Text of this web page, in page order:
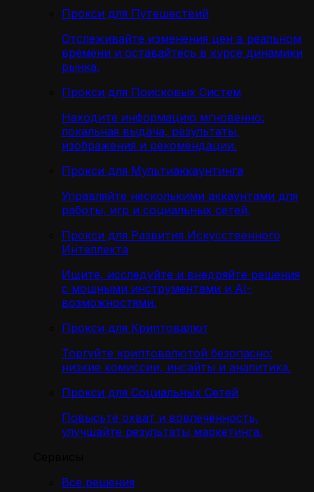
Прокси для Путешествий
Отслеживайте изменения цен в реальном
времени и оставайтесь в курсе динамики
рынка.
Прокси для Поисковых Систем
Находите информацию мгновенно:
локальная выдача, результаты,
изображения и рекомендации.
Прокси для Мультиаккаунтинга
Управляйте несколькими аккаунтами для
работы, игр и социальных сетей.
Прокси для Развития Искусственного
Интеллекта
Ищите, исследуйте и внедряйте решения
с мощными инструментами и AI-
возможностями.
Прокси для Криптовалют
Торгуйте криптовалютой безопасно:
низкие комиссии, инсайты и аналитика.
Прокси для Социальных Сетей
Повысьте охват и вовлечённость,
улучшайте результаты маркетинга.
Все решения